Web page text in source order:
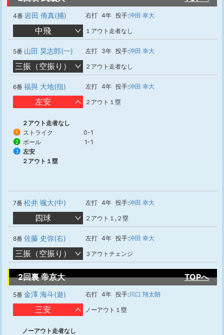
4番 岩田 侑真(捕) 右打 4年 投手:沖田 幸大
中飛 １アウト走者なし
5番 山田 昊志郎(一) 左打 3年 投手:沖田 幸大
三振（空振り） ２アウト走者なし
6番 福與 大地(指) 左打 4年 投手:沖田 幸大
左安 ２アウト１塁
２アウト走者なし
1 ストライク 0-1
2 ボール 1-1
3
左安
２アウト１塁
7番 松井 颯大(中) 左打 4年 投手:沖田 幸大
四球 ２アウト１,２塁
8番 佐藤 史弥(右) 左打 4年 投手:沖田 幸大
三振（空振り） ３アウトチェンジ
2回裏 帝京大 TOPへ
5番 金澤 海斗(遊) 右打 4年 投手:川口 翔太朗
三安 ノーアウト１塁
ノーアウト走者なし